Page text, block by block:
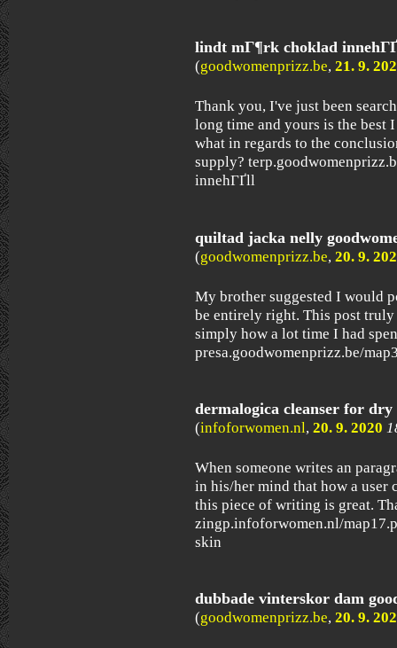
lindt mГ¶rk choklad
(goodwomenprizz.be, 21. 9.
Thank you, I've just been
long time and yours is the best
what in regards to the
supply?
innehГҐll
quiltad jacka nelly
(goodwomenprizz.be, 20. 9.
My brother suggested I would
be entirely right. This post truly
simply how a lot time I had
presa.goodwomenprizz.be/
dermalogica cleanser for
(infoforwomen.nl, 20. 9. 2020
When someone writes an
in his/her mind that how a user
this piece of writing is great.
zingp.infoforwomen.nl/
skin
dubbade vinterskor dam
(goodwomenprizz.be, 20. 9.